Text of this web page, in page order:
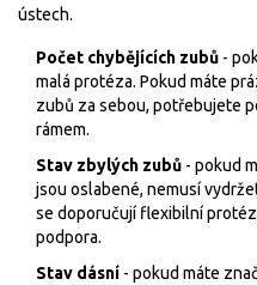
ústech.
Počet chybějících zubů -
malá protéza. Pokud máte
zubů za sebou, potřebujete
rámem.
Stav zbylých zubů - pokud
jsou oslabené, nemusí
se doporučují flexibilní
podpora.
Stav dásní - pokud máte